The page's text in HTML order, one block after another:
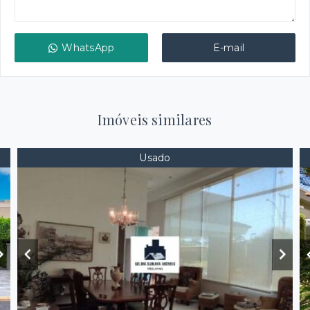
WhatsApp E-mail
Imóveis similares
Usado